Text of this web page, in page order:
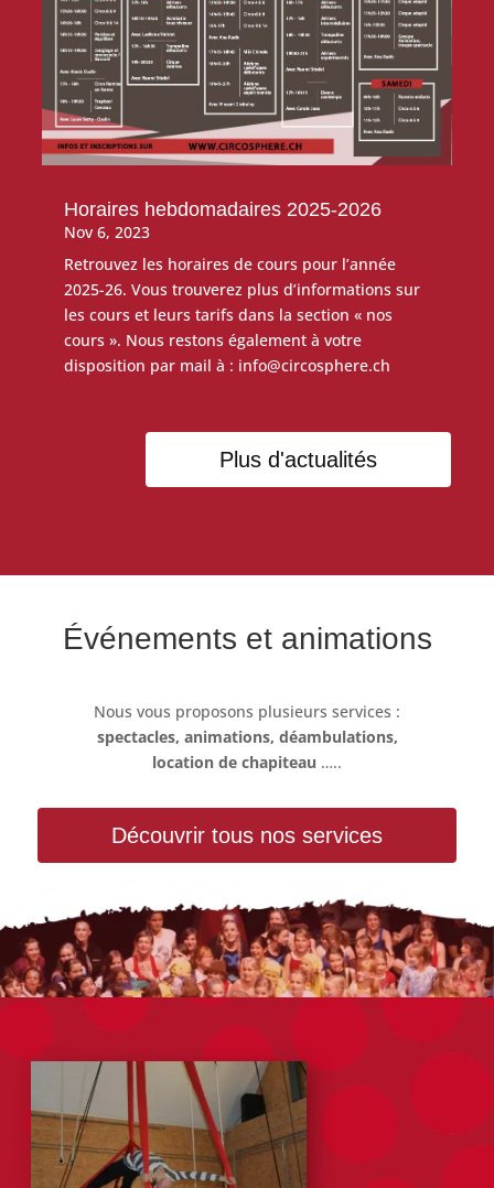
Horaires hebdomadaires 2025-2026
Nov 6, 2023
Retrouvez les horaires de cours pour l’année
2025-26. Vous trouverez plus d’informations sur
les cours et leurs tarifs dans la section « nos
cours ». Nous restons également à votre
disposition par mail à : info@circosphere.ch
Plus d'actualités
Événements et animations
Nous vous proposons plusieurs services :
spectacles, animations, déambulations,
location de chapiteau …..
Découvrir tous nos services